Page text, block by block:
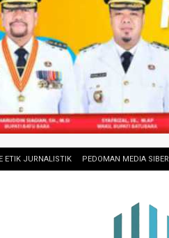
ETIK JURNALISTIK PEDOMAN MEDIA SIBER